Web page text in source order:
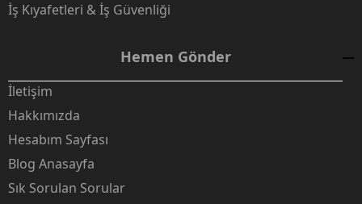
İş Kıyafetleri & İş Güvenliği
Hemen Gönder
İletişim
Hakkımızda
Hesabım Sayfası
Blog Anasayfa
Sık Sorulan Sorular